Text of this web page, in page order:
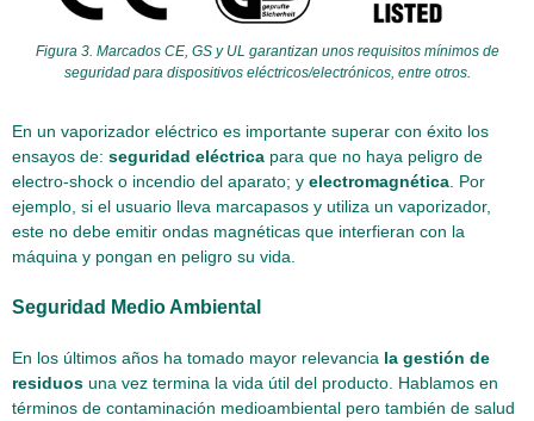
Figura 3. Marcados CE, GS y UL garantizan unos requisitos mínimos de
seguridad para dispositivos eléctricos/electrónicos, entre otros.
En un vaporizador eléctrico es importante superar con éxito los
ensayos de: seguridad eléctrica para que no haya peligro de
electro-shock o incendio del aparato; y electromagnética . Por
ejemplo, si el usuario lleva marcapasos y utiliza un vaporizador,
este no debe emitir ondas magnéticas que interfieran con la
máquina y pongan en peligro su vida.
Seguridad Medio Ambiental
En los últimos años ha tomado mayor relevancia la gestión de
residuos una vez termina la vida útil del producto. Hablamos en
términos de contaminación medioambiental pero también de salud